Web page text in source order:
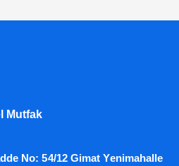
Mutfak
No: 54/12 Gimat Yenimahalle